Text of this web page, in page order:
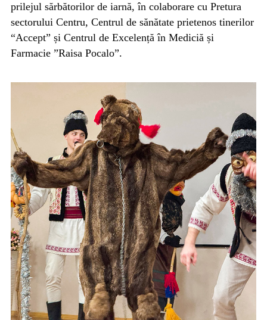
prilejul sărbătorilor de iarnă, în colaborare cu Pretura
sectorului Centru, Centrul de sănătate prietenos tinerilor
“Accept” și Centrul de Excelență în Mediciă și
Farmacie ”Raisa Pocalo”.